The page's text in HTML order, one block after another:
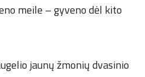
meile – gyveno dėl kito
jaunų žmonių dvasinio